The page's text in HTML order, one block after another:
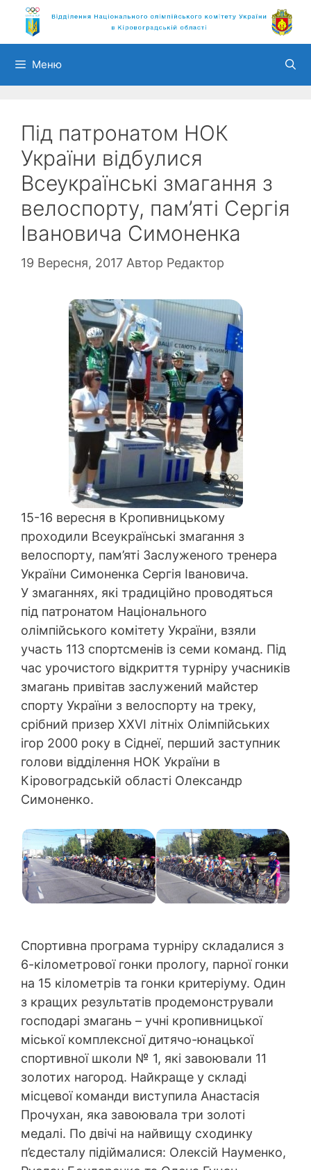
Перейти
вмісту
Меню
Під патронатом НОК
України відбулися
Всеукраїнські змагання з
велоспорту, пам’яті Сергія
Івановича Симоненка
19 Вересня, 2017 Автор Редактор
15-16 вересня в Кропивницькому
проходили Всеукраїнські змагання з
велоспорту, пам’яті Заслуженого тренера
України Симоненка Сергія Івановича.
У змаганнях, які традиційно проводяться
під патронатом Національного
олімпійського комітету України, взяли
участь 113 спортсменів із семи команд. Під
час урочистого відкриття турніру учасників
змагань привітав заслужений майстер
спорту України з велоспорту на треку,
срібний призер XXVI літніх Олімпійських
ігор 2000 року в Сіднеї, перший заступник
голови відділення НОК України в
Кіровоградській області Олександр
Симоненко.
Спортивна програма турніру складалися з
6-кілометрової гонки прологу, парної гонки
на 15 кілометрів та гонки критеріуму. Один
з кращих результатів продемонстрували
господарі змагань – учні кропивницької
міської комплексної дитячо-юнацької
спортивної школи № 1, які завоювали 11
золотих нагород. Найкраще у складі
місцевої команди виступила Анастасія
Прочухан, яка завоювала три золоті
медалі. По двічі на найвищу сходинку
п’єдесталу підіймалися: Олексій Науменко,